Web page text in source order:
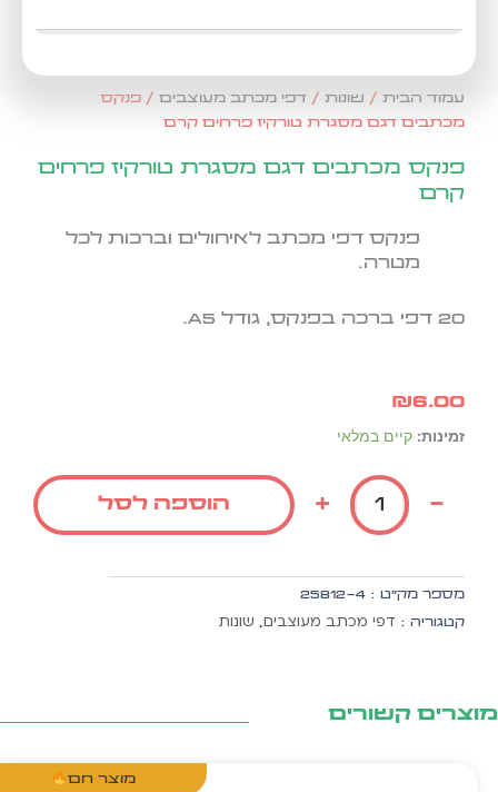
עמוד הבית/שונות/דפי מכתב מעוצבים/ פנקס
מכתבים דגם מסגרת טורקיז פרחים קרם
פנקס מכתבים דגם מסגרת טורקיז פרחים
קרם
פנקס דפי מכתב לאיחולים וברכות לכל
מטרה.
20 דפי ברכה בפנקס, גודל A5.
₪6.00
זמינות: קיים במלאי
כמות
פנקס
מכתבים
דגם
טורקיז
פרחים
קרם
הוספה לסל
מספר מק״ט :25812-4
קטגוריה : דפי מכתב מעוצבים,שונות
קשורים
מוצר חם